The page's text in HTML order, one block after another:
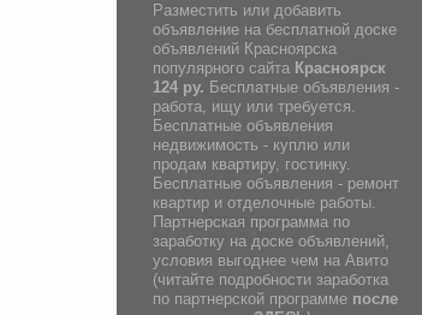
Разместить или добавить
объявление на бесплатной доске
объявлений Красноярска
популярного сайта Красноярск
124 ру. Бесплатные объявления -
работа, ищу или требуется.
Бесплатные объявления
недвижимость - куплю или
продам квартиру, гостинку.
Бесплатные объявления - ремонт
квартир и отделочные работы.
Партнерская программа по
заработку на доске объявлений,
условия выгоднее чем на Авито
(читайте подробности заработка
по партнерской программе после